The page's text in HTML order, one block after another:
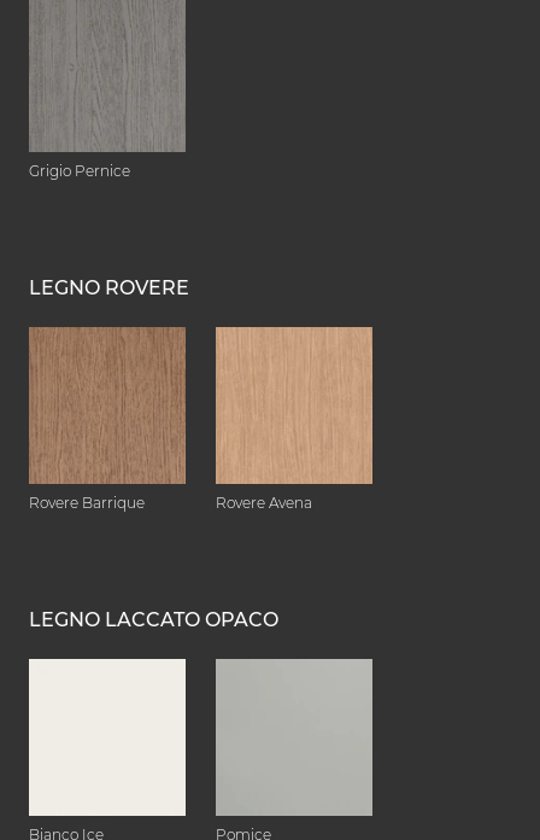
Grigio Pernice
LEGNO ROVERE
Rovere Barrique Rovere Avena
LEGNO LACCATO OPACO
Bianco Ice Pomice